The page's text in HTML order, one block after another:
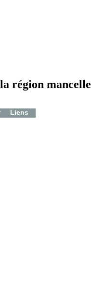
région mancelle
Liens